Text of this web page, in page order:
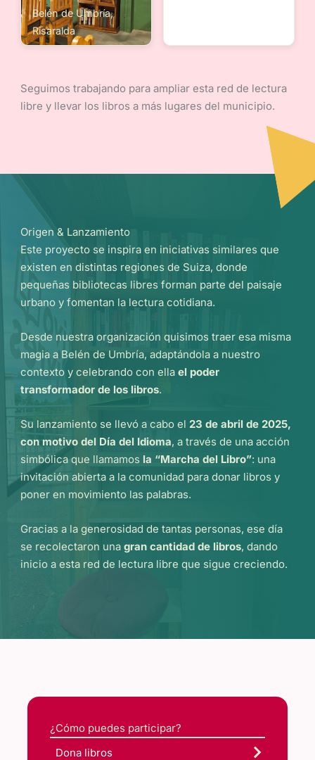
Belén de Umbría,
Risaralda
Seguimos trabajando para ampliar esta red de lectura
libre y llevar los libros a más lugares del municipio.
Origen & Lanzamiento
Este proyecto se inspira en iniciativas similares que
existen en distintas regiones de Suiza, donde
pequeñas bibliotecas libres forman parte del paisaje
urbano y fomentan la lectura cotidiana.
Desde nuestra organización quisimos traer esa misma
magia a Belén de Umbría, adaptándola a nuestro
contexto y celebrando con ella el poder
transformador de los libros.
Su lanzamiento se llevó a cabo el 23 de abril de 2025,
con motivo del Día del Idioma, a través de una acción
simbólica que llamamos la “Marcha del Libro”: una
invitación abierta a la comunidad para donar libros y
poner en movimiento las palabras.
Gracias a la generosidad de tantas personas, ese día
se recolectaron una gran cantidad de libros, dando
inicio a esta red de lectura libre que sigue creciendo.
¿Cómo puedes participar?
Dona libros